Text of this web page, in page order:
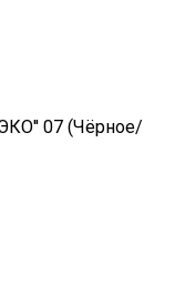
07 (Чёрное/